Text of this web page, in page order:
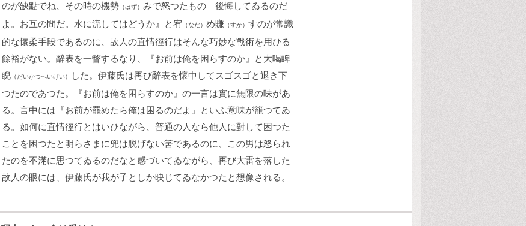
のが缺點でね、その時の機勢 （はず） みで怒つたものゝ後悔してゐるのだ
よ。お互の間だ。水に流してはどうか』と宥 （なだ） め賺 （すか） すのが常識
的な懷柔手段であるのに、故人の直情徑行はそんな巧妙な戰術を用ひる
餘裕がない。辭表を一瞥するなり、『お前は俺を困らすのか』と大喝睥
睨 （だいかつへいげい）
した。伊藤氏は再び辭表を懷中してスゴスゴと退き下
つたのであつた。『お前は俺を困らすのか』の一言は實に無限の味があ
る。言中には『お前が罷めたら俺は困るのだよ』といふ意味が籠つてゐ
る。如何に直情徑行とはいひながら、普通の人なら他人に對して困つた
ことを困つたと明らさまに兜は脱げない筈であるのに、この男は怒られ
たのを不滿に思つてゐるのだなと感づいてゐながら、再び大雷を落した
故人の眼には、伊藤氏が我が子としか映じてゐなかつたと想像される。